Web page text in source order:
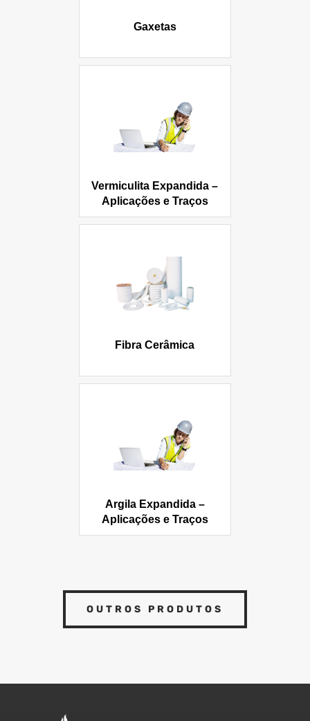
Gaxetas
Vermiculita Expandida –
Aplicações e Traços
Fibra Cerâmica
Argila Expandida –
Aplicações e Traços
OUTROS PRODUTOS